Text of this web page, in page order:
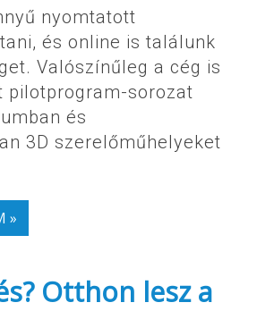
nyomtatott
és online is találunk
Valószínűleg a cég is
pilotprogram-sorozat
és
3D szerelőműhelyeket
»
Otthon lesz a